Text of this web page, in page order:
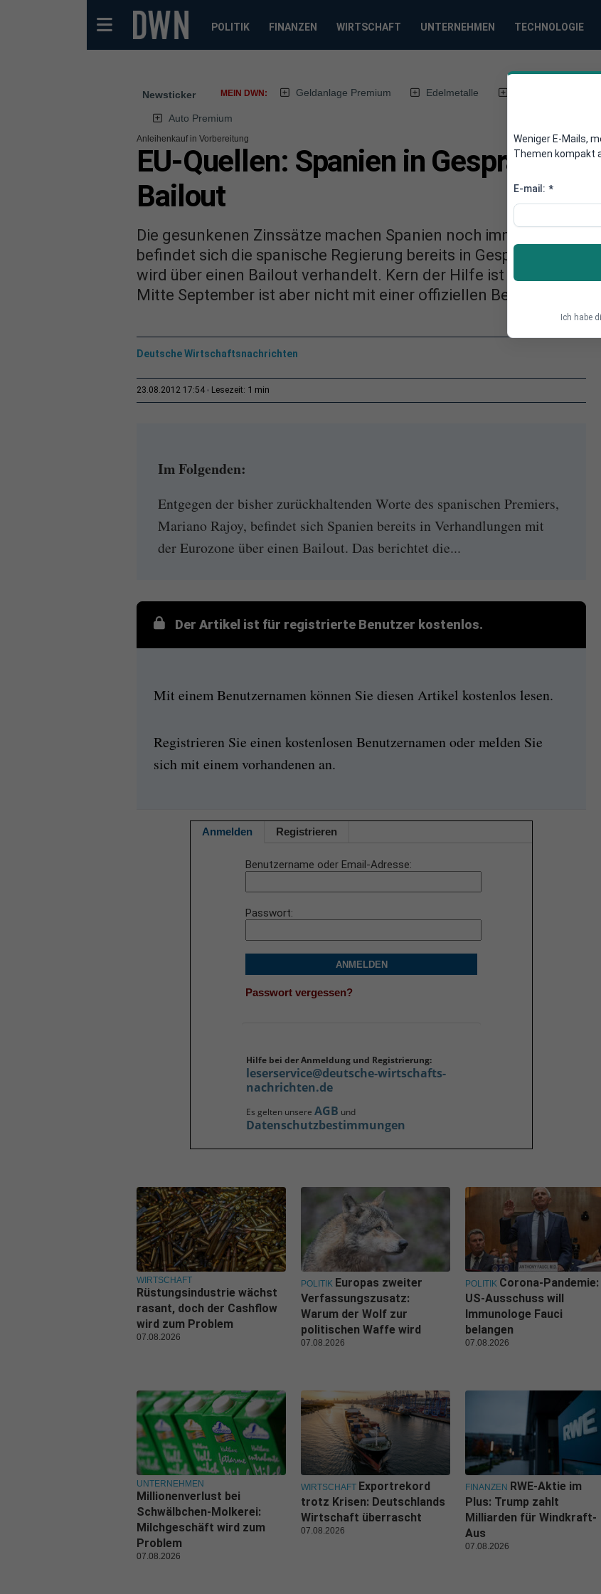
POLITIK FINANZEN WIRTSCHAFT UNTERNEHMEN TECHNOLOGIE
Newsticker MEIN DWN: Geldanlage Premium Edelmetalle
Auto Premium
Anleihenkauf in Vorbereitung
EU-Quellen: Spanien in Gesprächen
Bailout
Die gesunkenen Zinssätze machen Spanien noch immer zu
befindet sich die spanische Regierung bereits in Gesprächen mit
wird über einen Bailout verhandelt. Kern der Hilfe ist der Kauf von
Mitte September ist aber nicht mit einer offiziellen Bekanntgabe
Deutsche Wirtschaftsnachrichten
23.08.2012 17:54 Lesezeit: 1 min
Im Folgenden:
Entgegen der bisher zurückhaltenden Worte des spanischen Premiers,
Mariano Rajoy, befindet sich Spanien bereits in Verhandlungen mit
der Eurozone über einen Bailout. Das berichtet die...
Der Artikel ist für registrierte Benutzer kostenlos.
Mit einem Benutzernamen können Sie diesen Artikel kostenlos lesen.
Registrieren Sie einen kostenlosen Benutzernamen oder melden Sie
sich mit einem vorhandenen an.
Anmelden Registrieren
Benutzername oder Email-Adresse
Passwort
ANMELDEN
Passwort vergessen?
Hilfe bei der Anmeldung und Registrierung:
leserservice@deutsche-wirtschafts-
nachrichten.de
Es gelten unsere AGB und
Datenschutzbestimmungen
Weniger E-Mails,
Themen kompakt
E-mail: *
Ich habe
WIRTSCHAFT
Rüstungsindustrie wächst
rasant, doch der Cashflow
wird zum Problem
07.08.2026
POLITIK Europas zweiter
Verfassungszusatz:
Warum der Wolf zur
politischen Waffe wird
07.08.2026
POLITIK Corona-Pandemie:
US-Ausschuss will
Immunologe Fauci
belangen
07.08.2026
UNTERNEHMEN
Millionenverlust bei
Schwälbchen-Molkerei:
Milchgeschäft wird zum
Problem
07.08.2026
WIRTSCHAFT Exportrekord
trotz Krisen: Deutschlands
Wirtschaft überrascht
07.08.2026
FINANZEN RWE-Aktie im
Plus: Trump zahlt
Milliarden für Windkraft-
Aus
07.08.2026